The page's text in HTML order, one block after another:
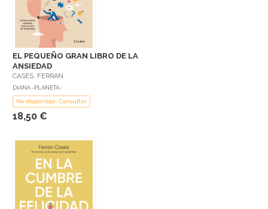
EL PEQUEÑO GRAN LIBRO DE LA
ANSIEDAD
CASES, FERRAN
DIANA -PLANETA-
No disponible: Consultar
18,50 €